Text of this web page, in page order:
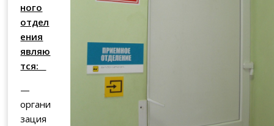
ного
отдел
ения
являю
тся:
—
органи
зация